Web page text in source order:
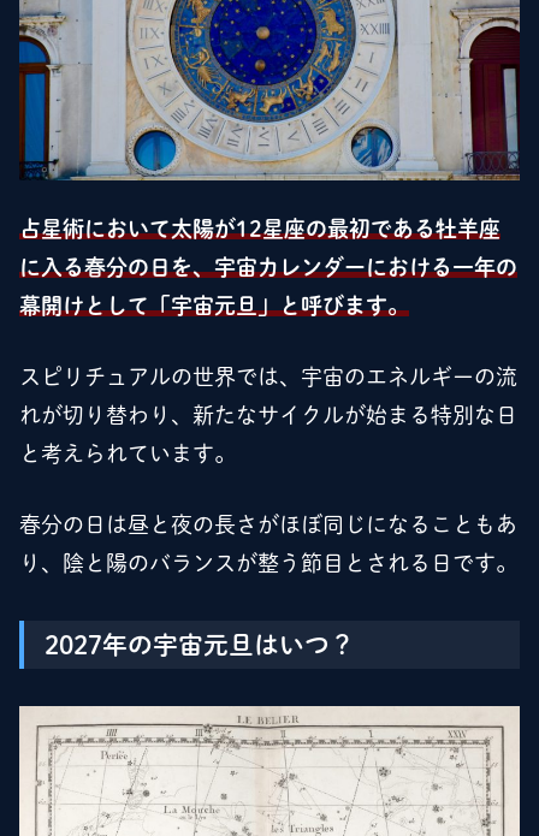
占星術において太陽が12星座の最初である牡羊座
に入る春分の日を、宇宙カレンダーにおける一年の
幕開けとして「宇宙元旦」と呼びます。
スピリチュアルの世界では、宇宙のエネルギーの流
れが切り替わり、新たなサイクルが始まる特別な日
と考えられています。
春分の日は昼と夜の長さがほぼ同じになることもあ
り、陰と陽のバランスが整う節目とされる日です。
2027年の宇宙元旦はいつ？